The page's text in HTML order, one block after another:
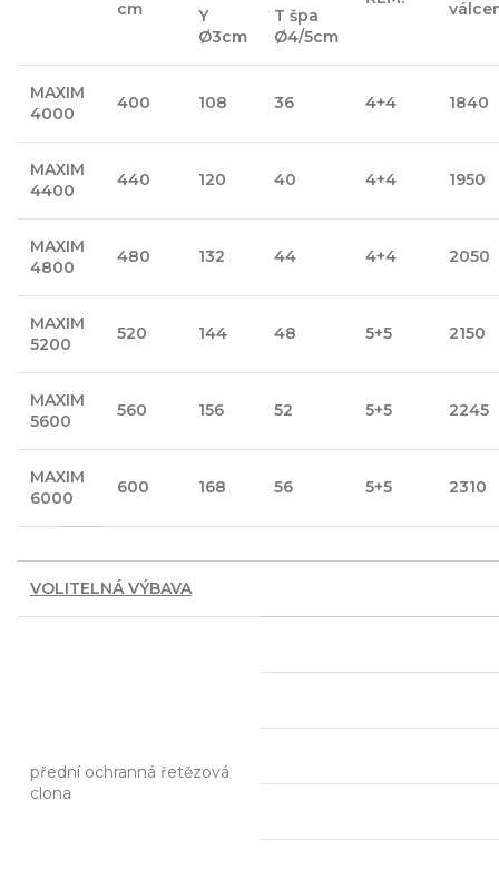
cm
Y
Ø3cm
T špa
Ø4/5cm
MAXIM
4000
400 108 36 4+4 1840
MAXIM
4400
440 120 40 4+4 1950
MAXIM
4800
480 132 44 4+4 2050
MAXIM
5200
520 144 48 5+5 2150
MAXIM
5600
560 156 52 5+5 2245
MAXIM
6000
600 168 56 5+5 2310
VOLITELNÁ VÝBAVA
přední ochranná řetězová
clona